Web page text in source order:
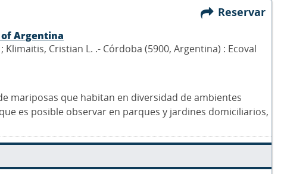
Reservar
Argentina
Klimaitis, Cristian L. .- Córdoba (5900, Argentina) : Ecoval
mariposas que habitan en diversidad de ambientes
es posible observar en parques y jardines domiciliarios,